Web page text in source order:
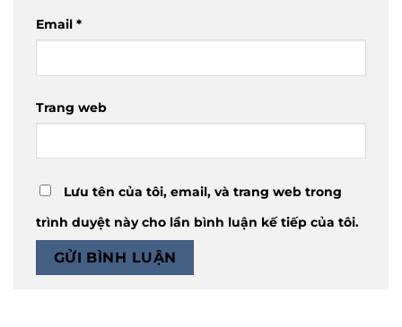
Email *
Trang web
Lưu tên của tôi, email, và trang web trong
trình duyệt này cho lần bình luận kế tiếp của tôi.